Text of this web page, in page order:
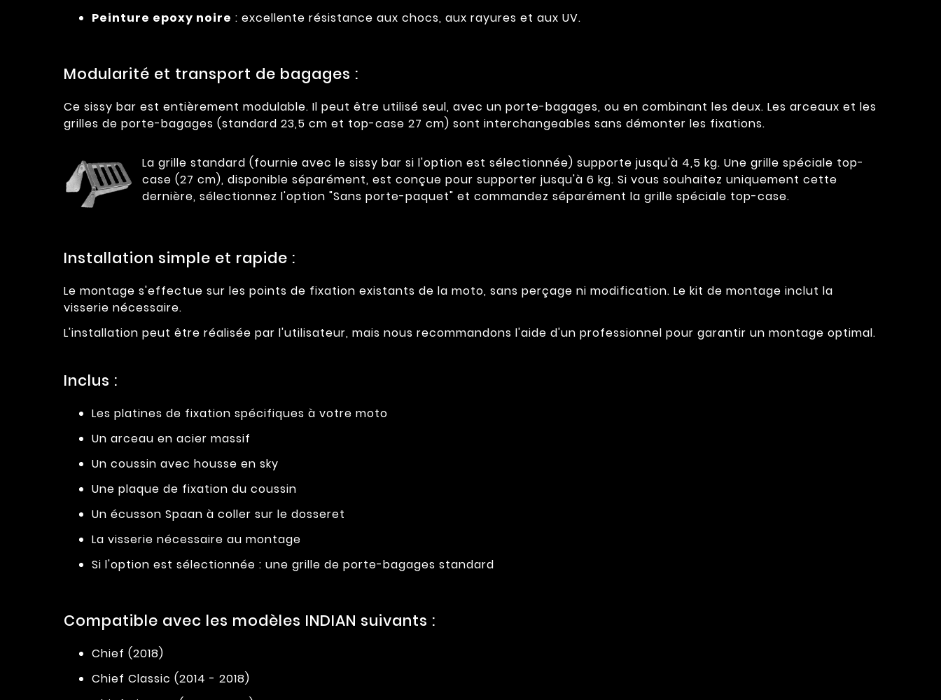
Peinture epoxy noire : excellente résistance aux chocs, aux rayures et aux UV.
Modularité et transport de bagages :
Ce sissy bar est entièrement modulable. Il peut être utilisé seul, avec un porte-bagages, ou en combinant les deux. Les arceaux et les
grilles de porte-bagages (standard 23,5 cm et top-case 27 cm) sont interchangeables sans démonter les fixations.
La grille standard (fournie avec le sissy bar si l'option est sélectionnée) supporte jusqu'à 4,5 kg. Une grille spéciale top-
case (27 cm), disponible séparément, est conçue pour supporter jusqu'à 6 kg. Si vous souhaitez uniquement cette
dernière, sélectionnez l'option "Sans porte-paquet" et commandez séparément la grille spéciale top-case.
Installation simple et rapide :
Le montage s'effectue sur les points de fixation existants de la moto, sans perçage ni modification. Le kit de montage inclut la
visserie nécessaire.
L'installation peut être réalisée par l'utilisateur, mais nous recommandons l'aide d'un professionnel pour garantir un montage optimal.
Inclus :
Les platines de fixation spécifiques à votre moto
Un arceau en acier massif
Un coussin avec housse en sky
Une plaque de fixation du coussin
Un écusson Spaan à coller sur le dosseret
La visserie nécessaire au montage
Si l'option est sélectionnée : une grille de porte-bagages standard
Compatible avec les modèles INDIAN suivants :
Chief (2018)
Chief Classic (2014 - 2018)